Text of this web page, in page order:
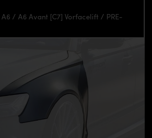
/ A6 Avant [C7] Vorfacelift / PRE-